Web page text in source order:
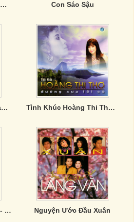
Con Đường Xưa Em Đi - CD1 Con Sáo Sậu
Em Đi Trên Cỏ Non - Quang Bình; Trang Thanh Lan Tình Khúc Hoàng Thi Thơ: Đường Xưa Lối Cũ
Đau Xót Lý Chim Quyên - Thanh Tuyền Nguyện Ước Đầu Xuân